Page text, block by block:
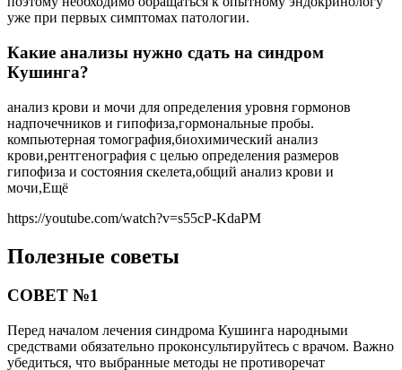
уже при первых симптомах патологии.
Какие анализы нужно сдать на синдром
Кушинга?
анализ крови и мочи для определения уровня гормонов
надпочечников и гипофиза,гормональные пробы.
компьютерная томография,биохимический анализ
крови,рентгенография с целью определения размеров
гипофиза и состояния скелета,общий анализ крови и
мочи,Ещё
https://youtube.com/watch?v=s55cP-KdaPM
Полезные советы
СОВЕТ №1
Перед началом лечения синдрома Кушинга народными
средствами обязательно проконсультируйтесь с врачом. Важно
убедиться, что выбранные методы не противоречат